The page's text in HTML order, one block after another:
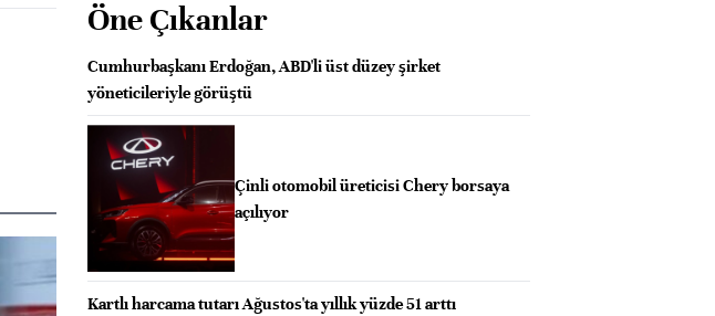
Öne Çıkanlar
Cumhurbaşkanı Erdoğan, ABD'li üst düzey şirket
yöneticileriyle görüştü
Çinli otomobil üreticisi Chery borsaya
açılıyor
Kartlı harcama tutarı Ağustos'ta yıllık yüzde 51 arttı